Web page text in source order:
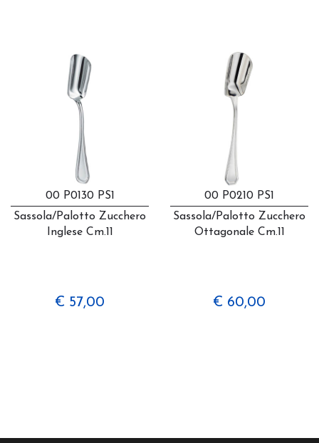
00 P0130 PS1
Sassola/palotto Zucchero
Inglese Cm.11
€ 57,00
00 P0210 PS1
Sassola/palotto Zucchero
Ottagonale Cm.11
€ 60,00